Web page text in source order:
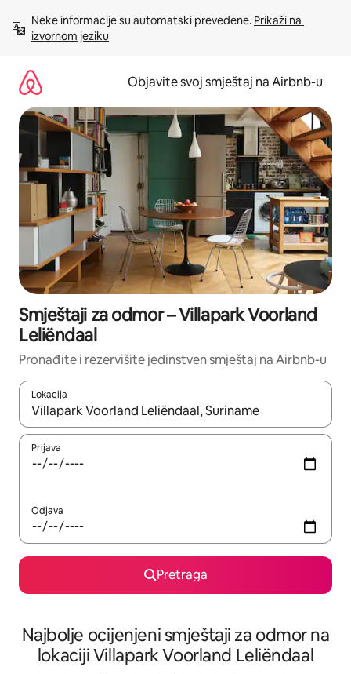
sadržaj
Neke informacije su automatski prevedene. Prikaži na
izvornom jeziku
Objavite svoj smještaj na Airbnb-u
Smještaji za odmor – Villapark Voorland
Leliëndaal
Pronađite i rezervišite jedinstven smještaj na Airbnb-u
Lokacija
Kad su rezultati dostupni, možete da se krećete kroz njih
Prijava
Odjava
Pretraga
Najbolje ocijenjeni smještaji za odmor na
lokaciji Villapark Voorland Leliëndaal